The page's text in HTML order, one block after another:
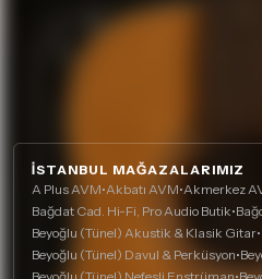
İSTANBUL MAĞAZALARIMIZ
A Plus AVM•Akbatı AVM•Akmerkez
Bağdat Cad. Hi-Fi, Pro Audio Butik•
Beyoğlu (Tünel) Akustik & Klasik Gitar•
Beyoğlu (Tünel) Davul & Perküsyon•